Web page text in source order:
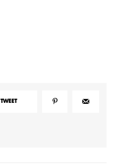
TWEET